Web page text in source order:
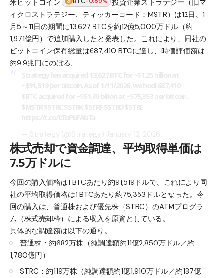
米ビットコイン
投資企業ストラテジー（旧マ
イクロストラテジー、ティッカーコード：MSTR）は12日、1
月5～11日の期間に13,627 BTCを約12億5,000万ドル（約
1,971億円）で追加購入したと発表した。これにより、同社の
ビットコイン保有総量は687,410 BTCに達し、時価評価額は
約9.9兆円にのぼる。
株式売却で資金調達、平均取得単価は
7.5万ドルに
今回の購入価格は1 BTCあたり約91,519ドルで、これにより同
社の平均取得価格は1 BTCあたり約75,353ドルとなった。今
回の購入は、普通株および優先株（STRC）のATMプログラ
ム（株式売却枠）による収入を原資としている。
具体的な調達額は以下の通り。
普通株：約682万株（純調達額約11億2,850万ドル／約
1,780億円）
STRC：約119万株（純調達額約1億1,910万ドル／約187億